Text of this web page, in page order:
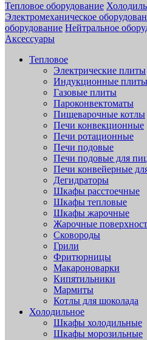
Тепловое оборудование
Электромеханическое
оборудование Нейтральное
Аксессуары
Тепловое
Электрические плиты
Индукционные плиты
Газовые плиты
Пароконвектоматы
Пищеварочные котлы
Печи конвекционные
Печи ротационные
Печи подовые
Печи подовые для
Печи конвейерные
Дегидраторы
Шкафы расстоечные
Шкафы тепловые
Шкафы жарочные
Жарочные
Сковороды
Грили
Фритюрницы
Макароноварки
Кипятильники
Мармиты
Котлы для шоколада
Холодильное
Шкафы холодильные
Шкафы морозильные